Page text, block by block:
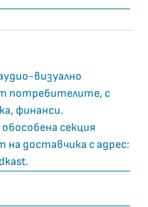
визуално
потребителите, с
финанси.
секция
доставчика с адрес: